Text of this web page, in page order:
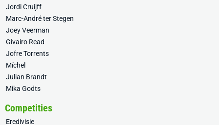
Jordi Cruijff
Marc-André ter Stegen
Joey Veerman
Givairo Read
Jofre Torrents
Míchel
Julian Brandt
Mika Godts
Competities
Eredivisie